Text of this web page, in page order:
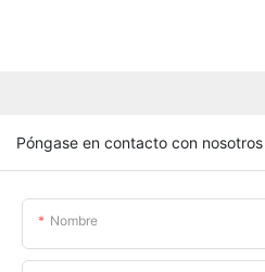
Póngase en contacto con nosotros
Nombre